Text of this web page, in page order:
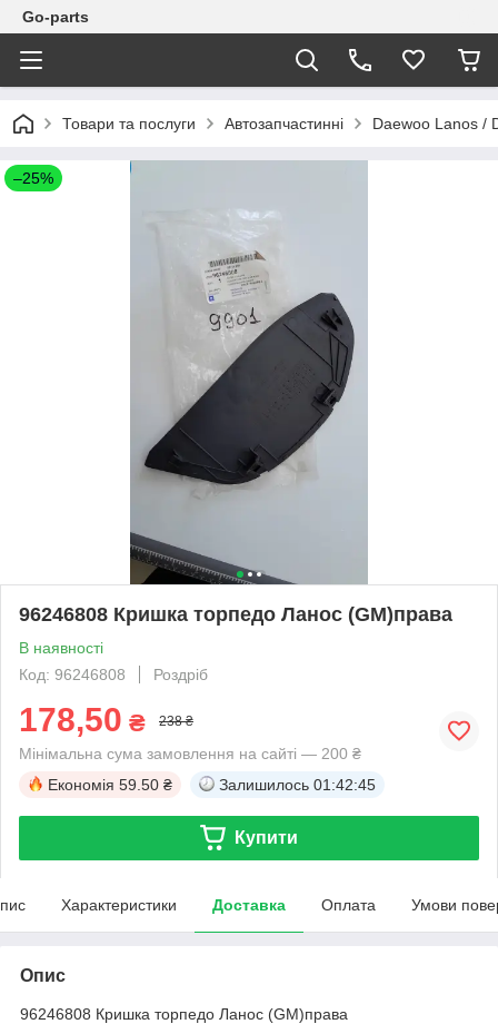
Go-parts
Товари та послуги Автозапчастинні Daewoo Lanos /
–25%
96246808 Кришка торпедо Ланос (GM)права
В наявності
Код: 96246808
Роздріб
178,50 ₴ 238 ₴
Мінімальна сума замовлення на сайті — 200 ₴
Економія 59.50 ₴ Залишилось 01:42:45
Купити
Характеристики Доставка Оплата Умови
Опис
96246808 Кришка торпедо Ланос (GM)права